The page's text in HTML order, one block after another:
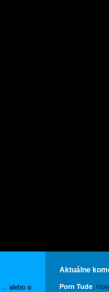
... alebo o
Aktuálne
Porn Tude: